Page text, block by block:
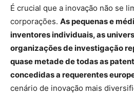
É crucial que a inovação não se
corporações. As pequenas e
inventores individuais, as
organizações de investigação
quase metade de todas as
concedidas a requerentes
cenário de inovação mais